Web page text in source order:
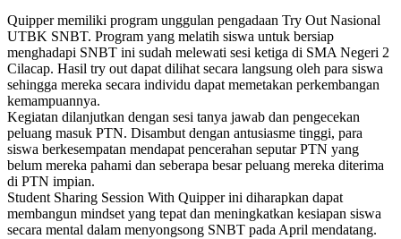
Quipper memiliki program unggulan pengadaan Try Out Nasional
UTBK SNBT. Program yang melatih siswa untuk bersiap
menghadapi SNBT ini sudah melewati sesi ketiga di SMA Negeri 2
Cilacap. Hasil try out dapat dilihat secara langsung oleh para siswa
sehingga mereka secara individu dapat memetakan perkembangan
kemampuannya.
Kegiatan dilanjutkan dengan sesi tanya jawab dan pengecekan
peluang masuk PTN. Disambut dengan antusiasme tinggi, para
siswa berkesempatan mendapat pencerahan seputar PTN yang
belum mereka pahami dan seberapa besar peluang mereka diterima
di PTN impian.
Student Sharing Session With Quipper ini diharapkan dapat
membangun mindset yang tepat dan meningkatkan kesiapan siswa
secara mental dalam menyongsong SNBT pada April mendatang.